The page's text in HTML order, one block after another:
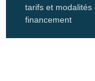
tarifs et modalités
financement